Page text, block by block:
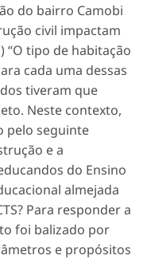
do bairro Camobi
civil impactam
“O tipo de habitação
cada uma dessas
tiveram que
Neste contexto,
pelo seguinte
e a
do Ensino
almejada
Para responder a
foi balizado por
e propósitos